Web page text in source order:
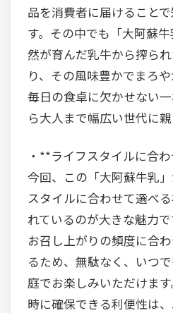
品を消費者に届けること
す。その中でも「大阿蘇
然が育んだ乳牛から搾ら
り、その風味豊かでまろや
毎日の食卓に欠かせない
ら大人まで幅広い世代に親
・**ライフスタイルに合
今回、この「大阿蘇牛乳
スタイルに合わせて選べ
れているのが大きな魅力
お召し上がりの頻度に合
るため、無駄なく、いつ
庭でお楽しみいただけま
時に確保できる利便性は